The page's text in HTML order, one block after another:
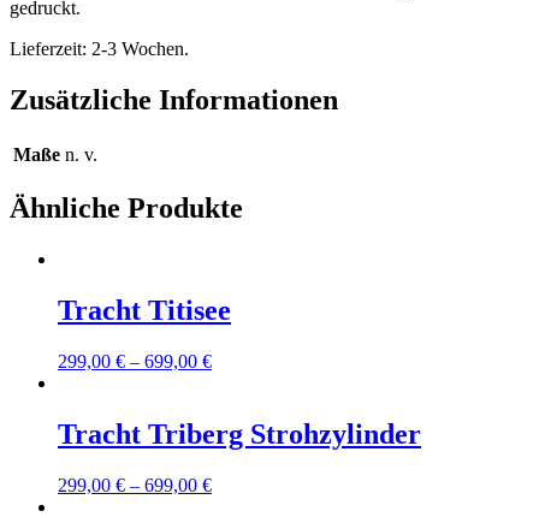
gedruckt.
Lieferzeit: 2-3 Wochen.
Zusätzliche Informationen
Maße n. v.
Ähnliche Produkte
Tracht Titisee
299,00 € – 699,00 €
Tracht Triberg Strohzylinder
299,00 € – 699,00 €